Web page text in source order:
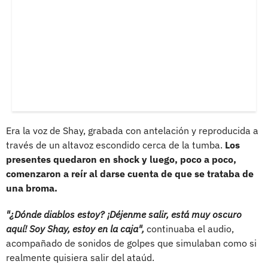
Era la voz de Shay, grabada con antelación y reproducida a
través de un altavoz escondido cerca de la tumba. Los
presentes quedaron en shock y luego, poco a poco,
comenzaron a reír al darse cuenta de que se trataba de
una broma.
"¿Dónde diablos estoy? ¡Déjenme salir, está muy oscuro
aquí! Soy Shay, estoy en la caja", continuaba el audio,
acompañado de sonidos de golpes que simulaban como si
realmente quisiera salir del ataúd.